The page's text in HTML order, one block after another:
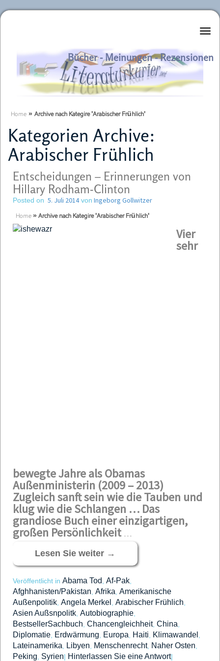
Literaturkurier.net
Bücher - Meinungen - Rezensionen
Home » Archive nach Kategire 'Arabischer Frühlich'
Kategorien Archive:
Arabischer Frühlich
Entscheidungen – Erinnerungen von
Hillary Rodham-Clinton
Posted on 5. Juli 2014von Ingeborg Gollwitzer
Home » Archive nach Kategire 'Arabischer Frühlich'
Vier
sehr
bewegte Jahre als Obamas
Außenministerin (2009 – 2013)
Zugleich sanft sein wie die Tauben und
klug wie die Schlangen … Das
grandiose Buch einer einzigartigen,
großen Persönlichkeit …
Lesen Sie weiter →
Veröffentlicht in Abama Tod Af-Pak
Afghhanisten/Pakistan Afrika Amerikanische
Außenpolitik Angela Merkel Arabischer Frühlich
Asien Außsnpolitk Autobiographie
BestsellerSachbuch Chancengleichheit, China
Diplomatie Erdwärmung Europa Haiti Klimawandel
Lateinamerika Libyen Menschenrecht, Naher Osten
Peking Syrien| Hinterlassen Sie eine Antwort|